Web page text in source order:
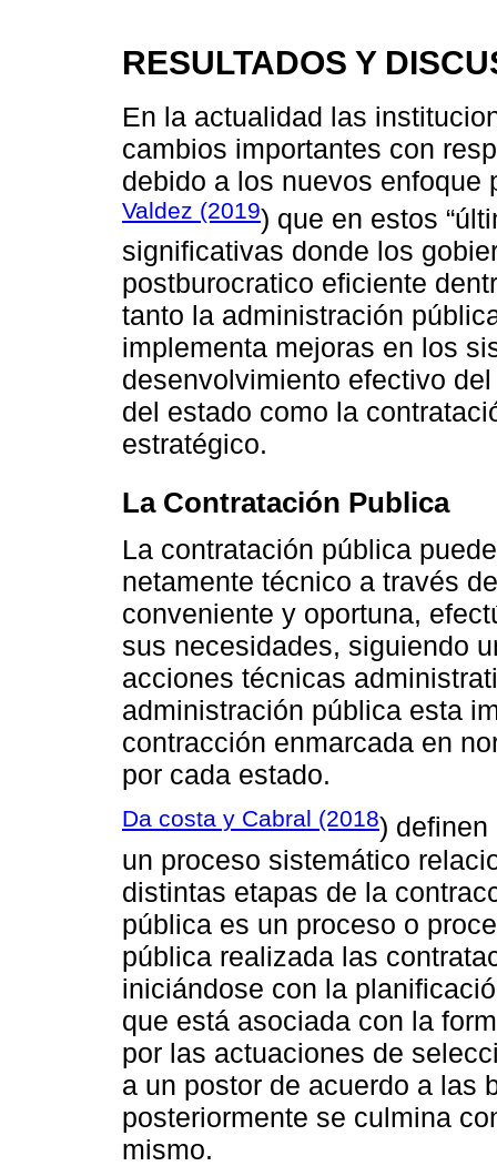
RESULTADOS Y
En la actualidad las
cambios importantes con
debido a los nuevos enfoque
Valdez (2019) que en estos
significativas donde los
postburocratico eficiente
tanto la administración
implementa mejoras en los
desenvolvimiento efectivo
del estado como la
estratégico.
La Contratación Publica
La contratación pública
netamente técnico a través
conveniente y oportuna,
sus necesidades, siguiendo
acciones técnicas
administración pública esta
contracción enmarcada en
por cada estado.
Da costa y Cabral (2018) definen
un proceso sistemático
distintas etapas de la
pública es un proceso o
pública realizada las
iniciándose con la
que está asociada con la
por las actuaciones de
a un postor de acuerdo a las
posteriormente se culmina
mismo.